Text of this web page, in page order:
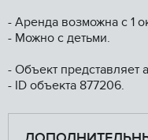
- Apенда возможна с 1
- Можно с детьми.
- Объект представляет
- ID объекта 877206.